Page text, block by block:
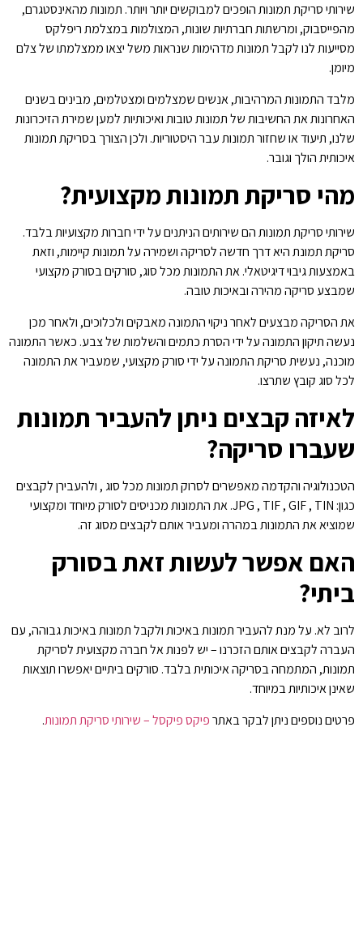
שירותי סריקת תמונות הופכים למבוקשים יותר ויותר. תמונות מהאינסטגרם,
מהפייסבוק, ומרשתות חברתיות שונות, המצולמות במצלמת ריפלקס
מסייעות לנו לקבל תמונות מדהימות שנראות משל יצאו ממצלמתו של צלם
מיומן.
מלבד התמונות המרהיבות, אנשים שמצלמים ומצטלמים, מבינים בשנים
האחרונות את החשיבות של תמונות טובות ואיכותיות למען שמירת הזיכרונות
שלנו, תיעוד או שחזור תמונות עבר היסטוריות. ולכן הצורך בסריקת תמונות
איכותית הולך וגובר.
מהי סריקת תמונות מקצועית?
שירותי סריקת תמונות הם שירותים הניתנים על ידי חברות מקצועיות בלבד.
סריקת תמונת היא דרך חדשה לסריקה ושמירה על תמונות קיימות, וזאת
באמצעות גיבוי דיגיטאלי. את התמונות מכל סוג, סורקים בסורק מקצועי
שמבצע סריקה מהירה ובאיכות טובה.
את הסריקה מבצעים לאחר ניקוי התמונה מאבקים ולכלוכים, ולאחר מכן
נעשה תיקון התמונה על ידי הסרת כתמים והשלמות של צבע. כאשר התמונה
מוכנה, נעשית סריקת התמונה על ידי סורק מקצועי, שמעביר את התמונה
לכל סוג קובץ שתרצו.
לאיזה קבצים ניתן להעביר תמונות
שעברו סריקה?
הטכנולוגיה והקדמה מאפשרים לסרוק תמונות מכל סוג , ולהעבירן לקבצים
כגון: JPG , TIF , GIF , TIN. את התמונות מכניסים לסורק מיוחד ומקצועי
שמוציא את התמונות במהרה ומעביר אותם לקבצים מסוג זה.
האם אפשר לעשות זאת בסורק
ביתי?
לרוב לא. על מנת להעביר תמונות באיכות ולקבל תמונות באיכות גבוהה, עם
העברה לקבצים אותם הזכרנו – יש לפנות אל חברה מקצועית לסריקת
תמונות, המתמחה בסריקה איכותית בלבד. סורקים ביתיים יאפשרו תוצאות
שאינן איכותיות במיוחד.
פרטים נוספים ניתן לבקר באתרפיקס פיקסל – שירותי סריקת תמונות.